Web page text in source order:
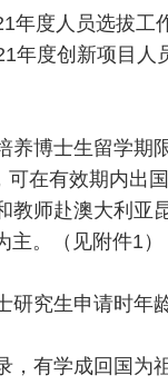
年度人员选拔工
年度创新项目人
养博士生留学期
可在有效期内出
教师赴澳大利亚
主。（见附件1）
研究生申请时年
，有学成回国为